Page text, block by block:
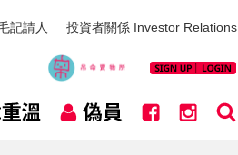
記請人 投資者關係 Investor Relations